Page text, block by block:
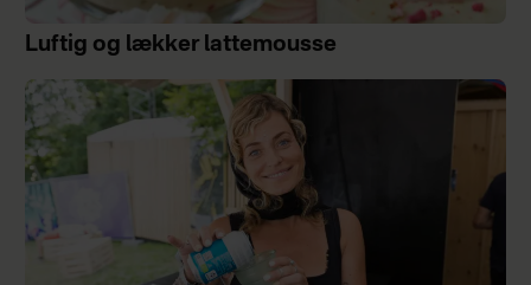
Luftig og lækker lattemousse